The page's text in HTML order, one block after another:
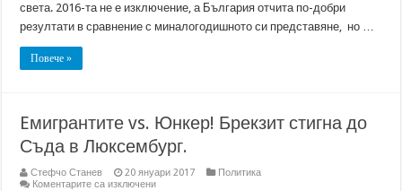
света. 2016-та не е изключение, а България отчита по-добри
резултати в сравнение с миналогодишното си представяне, но …
Повече »
Eмигрантите vs. Юнкер! Брекзит стигна до
Съда в Люксембург.
Стефчо Станев 20 януари 2017
Политика
Коментарите са изключениза